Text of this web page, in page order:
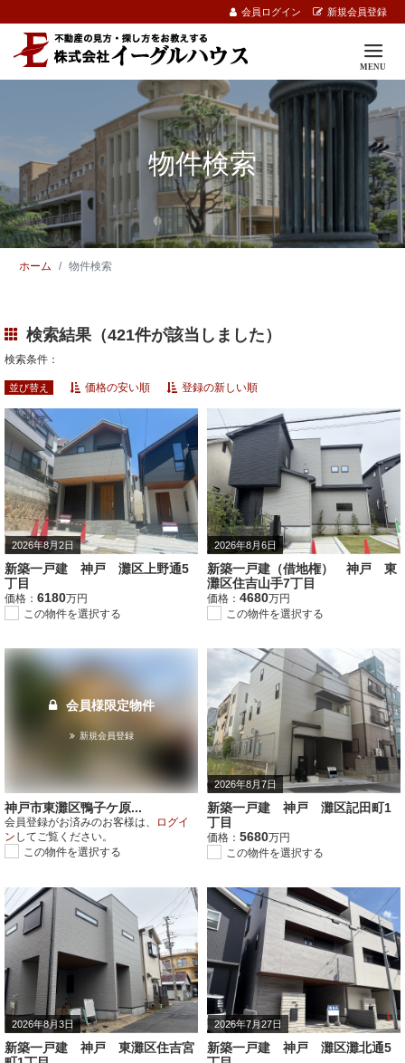
会員ログイン 新規会員登録
物件検索
ホーム 物件検索
検索結果（421件が該当しました）
検索条件：
並び替え 価格の安い順 登録の新しい順
2026年8月2日
新築一戸建 神戸 灘区上野通5
丁目
価格： 6180万円
この物件を選択する
2026年8月6日
新築一戸建（借地権） 神戸 東
灘区住吉山手7丁目
価格： 4680万円
この物件を選択する
会員様限定物件
新規会員登録
神戸市東灘区鴨子ケ原...
会員登録がお済みのお客様は、
ログイ
ン してご覧ください。
この物件を選択する
2026年8月7日
新築一戸建 神戸 灘区記田町1
丁目
価格： 5680万円
この物件を選択する
2026年8月3日
新築一戸建 神戸 東灘区住吉宮
2026年7月27日
新築一戸建 神戸 灘区灘北通5